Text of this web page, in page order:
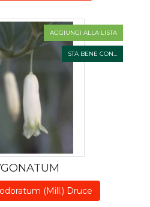
AGGIUNGI ALLA LISTA
STA BENE CON...
(Mill.) Druce